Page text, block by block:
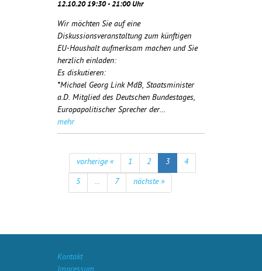
12.10.20 19:30 - 21:00 Uhr
Wir möchten Sie auf eine
Diskussionsveranstaltung zum künftigen
EU-Haushalt aufmerksam machen und Sie
herzlich einladen:
Es diskutieren:
*Michael Georg Link MdB, Staatsminister
a.D. Mitglied des Deutschen Bundestages,
Europapolitischer Sprecher der…
mehr
vorherige « 1 2 3
4
5
... 7 nächste »
Kontakt